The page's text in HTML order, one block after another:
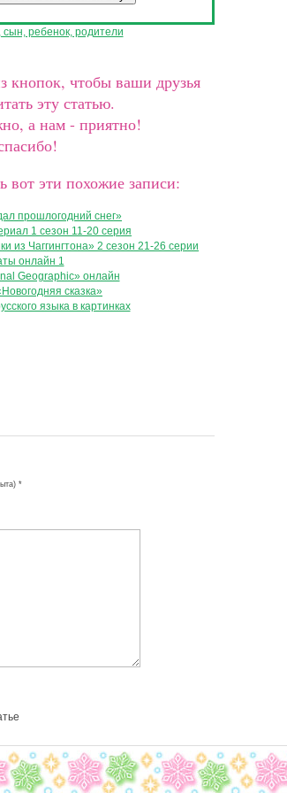
сын, ребенок, родители
кнопок, чтобы ваши друзья
эту статью.
а нам - приятно!
вот эти похожие записи:
прошлогодний снег»
1 сезон 11-20 серия
из Чаггингтона» 2 сезон 21-26 серии
онлайн 1
Geographic» онлайн
сказка»
языка в картинках
*